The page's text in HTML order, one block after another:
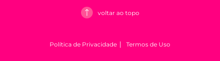
voltar ao topo
Política de Privacidade Termos de Uso